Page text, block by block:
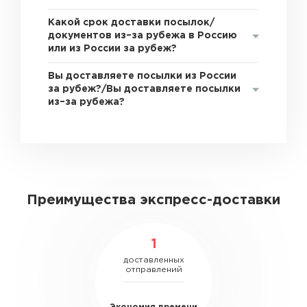
Какой срок доставки посылок/
документов из–за рубежа в Россию
или из России за рубеж?
Вы доставляете посылки из России
за рубеж?/Вы доставляете посылки
из–за рубежа?
Преимущества экспресс-доставки
1
доставленных
отправлений